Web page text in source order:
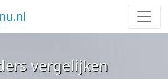
vergelijken